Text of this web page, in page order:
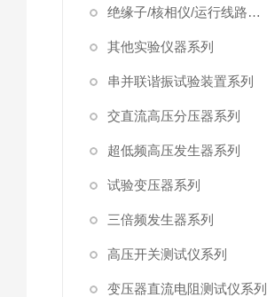
绝缘子/核相仪/运行线路试验仪器
其他实验仪器系列
串并联谐振试验装置系列
交直流高压分压器系列
超低频高压发生器系列
试验变压器系列
三倍频发生器系列
高压开关测试仪系列
变压器直流电阻测试仪系列